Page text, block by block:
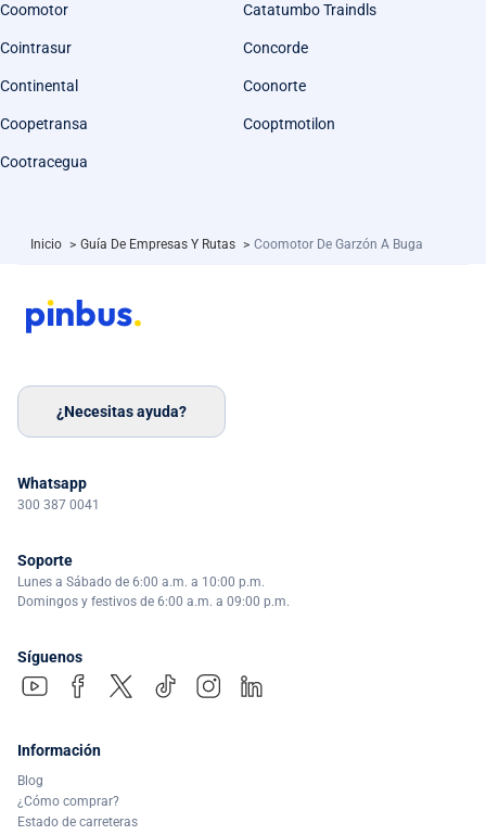
Coomotor Catatumbo Traindls
Cointrasur Concorde
Continental Coonorte
Coopetransa Cooptmotilon
Cootracegua
Inicio > Guía De Empresas Y Rutas > Coomotor De Garzón A Buga
¿Necesitas ayuda?
Whatsapp
300 387 0041
Soporte
Lunes a Sábado de 6:00 a.m. a 10:00 p.m.
Domingos y festivos de 6:00 a.m. a 09:00 p.m.
Síguenos
Información
Blog
¿Cómo comprar?
Estado de carreteras